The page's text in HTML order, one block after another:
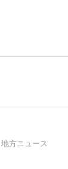
地方ニュース